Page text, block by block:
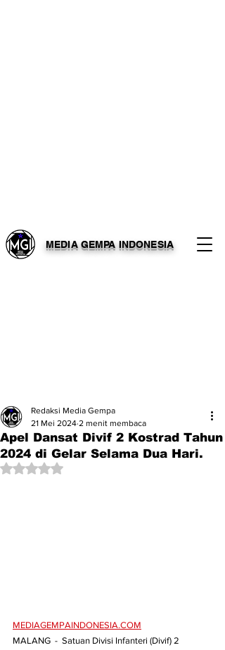
MEDIA GEMPA INDONESIA
Apel Dansat Divif 2 Kostrad Tahun
2024 di Gelar Selama Dua Hari.
Redaksi Media Gempa
21 Mei 2024 2 menit membaca
Dinilai NaN dari 5 bintang.
MEDIAGEMPAINDONESIA.COM
MALANG  -  Satuan Divisi Infanteri (Divif) 2